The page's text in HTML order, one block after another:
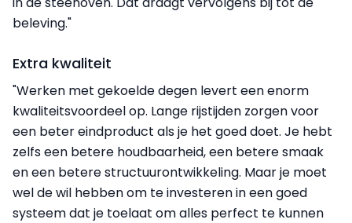
beleving."
Extra kwaliteit
"Werken met gekoelde degen levert een enorm
kwaliteitsvoordeel op. Lange rijstijden zorgen voor
een beter eindproduct als je het goed doet. Je hebt
zelfs een betere houdbaarheid, een betere smaak
en een betere structuurontwikkeling. Maar je moet
wel de wil hebben om te investeren in een goed
systeem dat je toelaat om alles perfect te kunnen